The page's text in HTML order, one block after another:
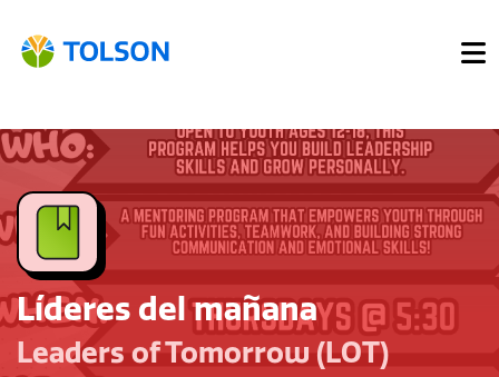
Líderes del mañana
Leaders of Tomorrow (LOT)